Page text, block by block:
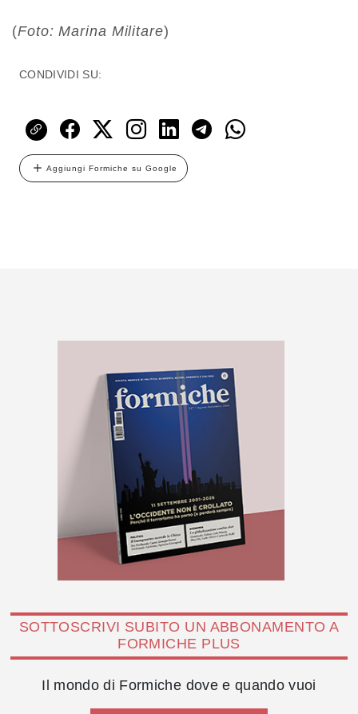
(Foto: Marina Militare)
CONDIVIDI SU:
Aggiungi Formiche su Google
SOTTOSCRIVI SUBITO UN ABBONAMENTO A
FORMICHE PLUS
Il mondo di Formiche dove e quando vuoi